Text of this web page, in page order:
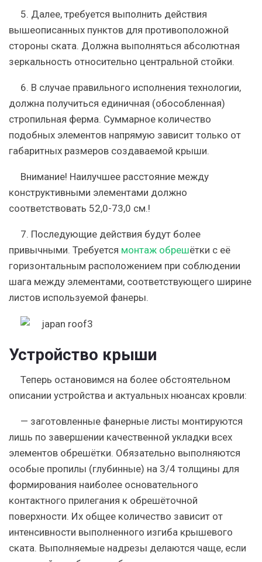
5. Далее, требуется выполнить действия
вышеописанных пунктов для противоположной
стороны ската. Должна выполняться абсолютная
зеркальность относительно центральной стойки.
6. В случае правильного исполнения технологии,
должна получиться единичная (обособленная)
стропильная ферма. Суммарное количество
подобных элементов напрямую зависит только от
габаритных размеров создаваемой крыши.
Внимание! Наилучшее расстояние между
конструктивными элементами должно
соответствовать 52,0-73,0 см.!
7. Последующие действия будут более
привычными. Требуется монтаж обрешётки с её
горизонтальным расположением при соблюдении
шага между элементами, соответствующего ширине
листов используемой фанеры.
Устройство крыши
Теперь остановимся на более обстоятельном
описании устройства и актуальных нюансах кровли:
— заготовленные фанерные листы монтируются
лишь по завершении качественной укладки всех
элементов обрешётки. Обязательно выполняются
особые пропилы (глубинные) на 3/4 толщины для
формирования наиболее основательного
контактного прилегания к обрешёточной
поверхности. Их общее количество зависит от
интенсивности выполненного изгиба крышевого
ската. Выполняемые надрезы делаются чаще, если